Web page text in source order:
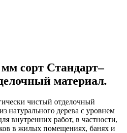
сорт Стандарт–
материал.
чистый отделочный
натурального дерева с уровнем
внутренних работ, в частности,
в жилых помещениях, банях и